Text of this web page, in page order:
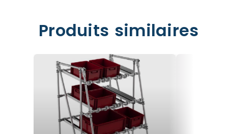
Produits similaires